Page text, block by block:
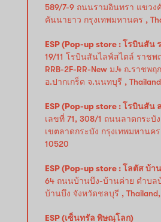
589/7-9 ถนนรามอินทรา แขวง
คันนายาว กรุงเทพมหานคร ,
ESP (Pop-up store : โรบินสัน
19/11 โรบินสันไลฟ์สไตล์ ราชพ
RRB-2F-RR-New ม.4 ถ.ราชพ
อ.ปากเกร็ด จ.นนทบุรี ,
ESP (Pop-up store : โรบินสัน
เลขที่ 71, 308/1 ถนนลาดกระบั
เขตลาดกระบัง กรุงเทพมหานคร
10520
ESP (Pop-up store : โลตัส บ้า
64 ถนนบ้านบึง-บ้านค่าย ตำบล
บ้านบึง จังหวัดชลบุรี , Thailand,
ESP (เซ็นทรัล พิษณุโลก)